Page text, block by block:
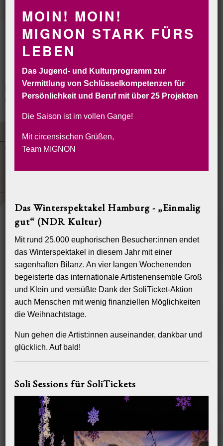
CIRCORANTE CIRCUS MIGNON INSELCIRCUS
SOLYCIRCO
VERLEIH
BUCHEN&RESERVIEREN
LOCATIONS
EVENTS & CATERINGS
CIRCORANTE TERMINE
Kliffmeile Sylt
Brunch & Family Style Dinner in der
Villa Mignon
Genußvolles Vergnügen
Mit Kindern nach allen Regeln der Kunst brunchen und trotzdem
entspannt die Zeitung lesen und die Weltlage diskutieren? Geht nicht?
Geht doch!
An vielen Sonntagen können Sie in der Villa Mignon im Hamburger
Westen mit Ihrer Familien brunchen. Die Kleinen werden von unseren
Zirkustrainern eine Stunde entführt und haben Spaß in der Mignon Circus
Sonntags-Brunch :
Zur Zeit sind keine Termine geplant.
Sie sind eine Gruppe von mehr als 45 Personen? Dann sprechen Sie uns
gerne an und wir öffnen die Villa Mignon exklusiv für Ihre Brunch-
Gesellschaft!
Wenn Artisten aus aller Welt zusammenkommen, ist es am geselligsten,
wenn Jeder von Jedem probieren kann. Aufgrund diese Erfahrung haben
MOIN! MOIN!
MIGNON STARK FÜRS
LEBEN
Das Jugend- und Kulturprogramm zur
Vermittlung von Schlüsselkompetenzen für
Persönlichkeit und Beruf mit über 25 Projekten
Die Saison ist im vollen Gange!
Mit circensischen Grüßen,
Team MIGNON
Das Winterspektakel Hamburg - „Einmalig
gut“ (NDR Kultur)
Mit rund 25.000 euphorischen Besucher:innen endet
das Winterspektakel in diesem Jahr mit einer
sagenhaften Bilanz. An vier langen Wochenenden
begeisterte das internationale Artistenensemble Groß
und Klein und versüßte Dank der SoliTicket-Aktion
auch Menschen mit wenig finanziellen Möglichkeiten
die Weihnachtstage.
Nun gehen die Artist:innen auseinander, dankbar und
glücklich. Auf bald!
Soli Sessions für SoliTickets